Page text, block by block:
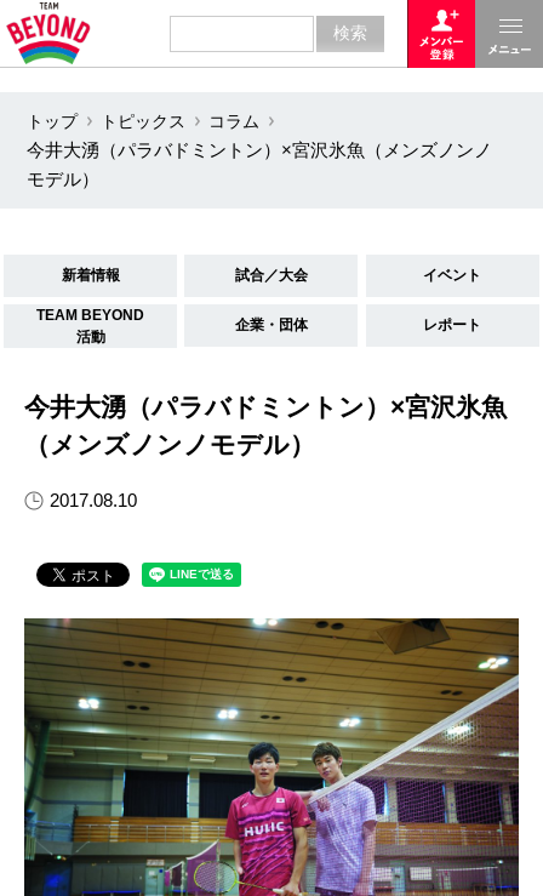
トップ トピックス
コラム
今井大湧（パラバドミントン）×宮沢氷魚（メンズノンノ
モデル）
新着情報 試合／大会 イベント
TEAM BEYOND
活動
企業・団体 レポート
今井大湧（パラバドミントン）×宮沢氷魚
（メンズノンノモデル）
2017.08.10